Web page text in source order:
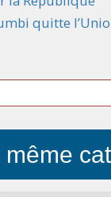
quitte
même